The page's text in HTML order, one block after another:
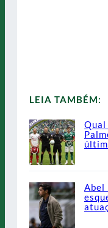
LEIA TAMBÉM:
Qual
Abel